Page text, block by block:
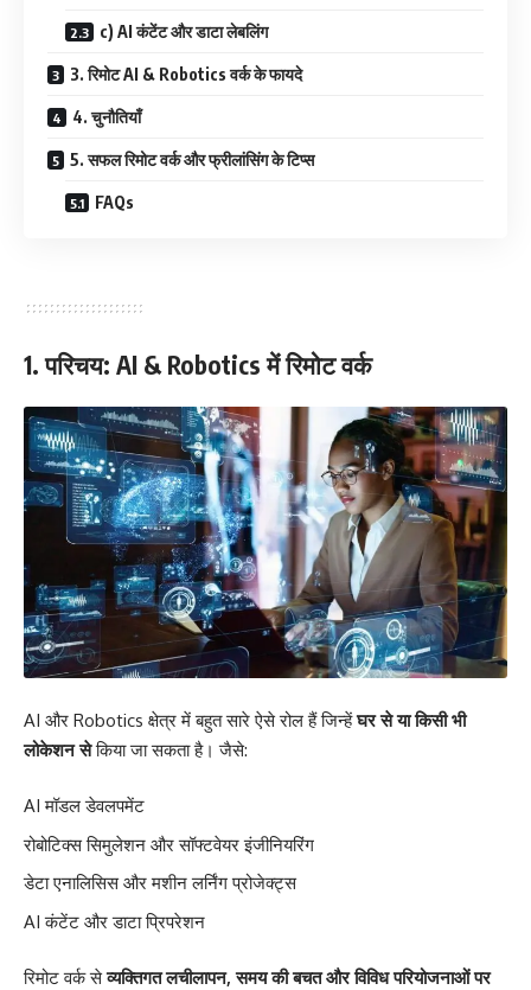
c) AI कंटेंट और डाटा लेबलिंग
3. रिमोट AI & Robotics वर्क के फायदे
4. चुनौतियाँ
5. सफल रिमोट वर्क और फ्रीलांसिंग के टिप्स
FAQs
1. परिचय: AI & Robotics में रिमोट वर्क
AI और Robotics क्षेत्र में बहुत सारे ऐसे रोल हैं जिन्हेंघर से या किसी भी
लोकेशन सेकिया जा सकता है। जैसे:
AI मॉडल डेवलपमेंट
रोबोटिक्स सिमुलेशन और सॉफ्टवेयर इंजीनियरिंग
डेटा एनालिसिस और मशीन लर्निंग प्रोजेक्ट्स
AI कंटेंट और डाटा प्रिपरेशन
रिमोट वर्क सेव्यक्तिगत लचीलापन, समय की बचत और विविध परियोजनाओं पर